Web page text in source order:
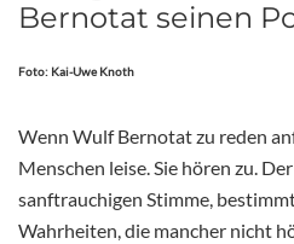
Bernotat seinen
Foto: Kai-Uwe Knoth
Wenn Wulf Bernotat zu reden
Menschen leise. Sie hören zu.
sanftrauchigen Stimme,
Wahrheiten, die mancher nicht